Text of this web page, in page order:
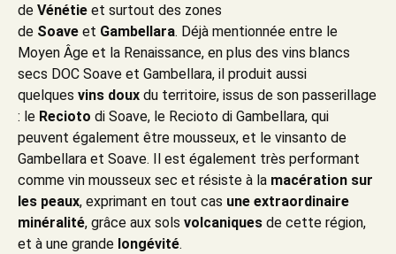
de Vénétie et surtout des zones
de Soave et Gambellara. Déjà mentionnée entre le
Moyen Âge et la Renaissance, en plus des vins blancs
secs DOC Soave et Gambellara, il produit aussi
quelques vins doux du territoire, issus de son passerillage
: le Recioto di Soave, le Recioto di Gambellara, qui
peuvent également être mousseux, et le vinsanto de
Gambellara et Soave. Il est également très performant
comme vin mousseux sec et résiste à la macération sur
les peaux, exprimant en tout cas une extraordinaire
minéralité, grâce aux sols volcaniques de cette région,
et à une grande longévité.